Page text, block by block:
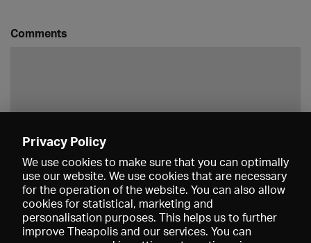
Comments
Privacy Policy
We use cookies to make sure that you can optimally
use our website. We use cookies that are necessary
for the operation of the website. You can also allow
cookies for statistical, marketing and
personalisation purposes. This helps us to further
improve Theapolis and our services. You can